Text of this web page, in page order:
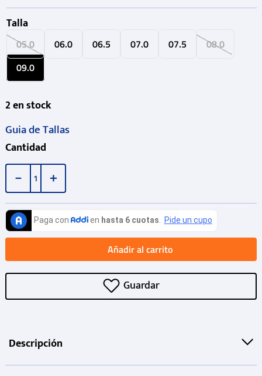
Talla
05.0 06.0 06.5 07.0 07.5
08.0
09.0
2en stock
Guia de Tallas
Cantidad
＋
－
Añadir al carrito
Descripción